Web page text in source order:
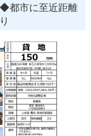
都市に至近距離